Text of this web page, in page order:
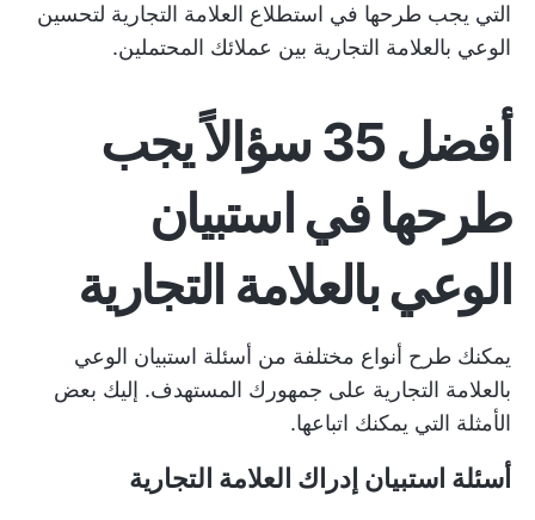
التي يجب طرحها في استطلاع العلامة التجارية لتحسين
الوعي بالعلامة التجارية بين عملائك المحتملين.
أفضل 35 سؤالاً يجب
طرحها في استبيان
الوعي بالعلامة التجارية
يمكنك طرح أنواع مختلفة من أسئلة استبيان الوعي
بالعلامة التجارية على جمهورك المستهدف. إليك بعض
الأمثلة التي يمكنك اتباعها.
أسئلة استبيان إدراك العلامة التجارية